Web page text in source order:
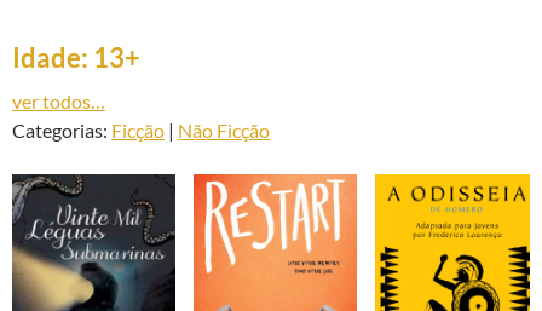
Idade: 13+
ver todos…
Categorias: Ficção | Não Ficção